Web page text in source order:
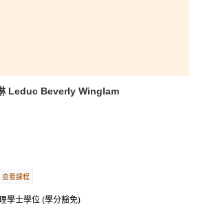
Leduc Beverly Winglam
查看課程
學士學位 (學分豁免)